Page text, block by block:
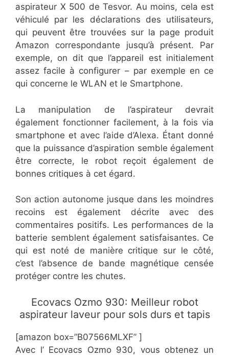
aspirateur X 500 de Tesvor. Au moins, cela est
véhiculé par les déclarations des utilisateurs,
qui peuvent être trouvées sur la page produit
Amazon correspondante jusqu’à présent. Par
exemple, on dit que l’appareil est initialement
assez facile à configurer – par exemple en ce
qui concerne le WLAN et le Smartphone.
La manipulation de l’aspirateur devrait
également fonctionner facilement, à la fois via
smartphone et avec l’aide d’Alexa. Étant donné
que la puissance d’aspiration semble également
être correcte, le robot reçoit également de
bonnes critiques à cet égard.
Son action autonome jusque dans les moindres
recoins est également décrite avec des
commentaires positifs. Les performances de la
batterie semblent également satisfaisantes. Ce
qui est noté de manière critique sur le côté,
c’est l’absence de bande magnétique censée
protéger contre les chutes.
Ecovacs Ozmo 930: Meilleur robot
aspirateur laveur pour sols durs et tapis
[amazon box=”B07566MLXF” ]
Avec l’ Ecovacs Ozmo 930, vous obtenez un